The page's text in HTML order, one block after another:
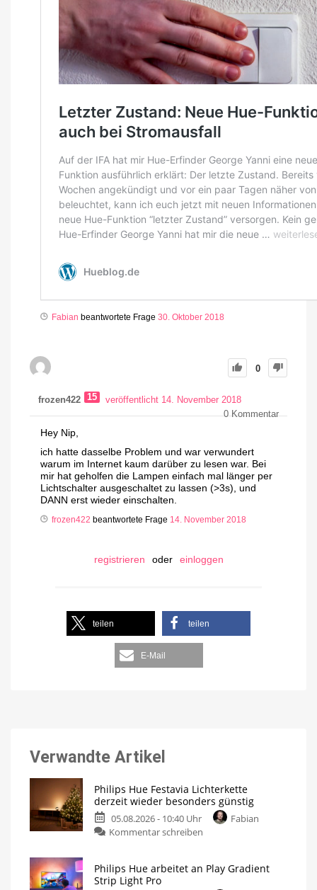
Fabian beantwortete Frage 30. Oktober 2018
0
frozen422 15
veröffentlicht 14. November 2018
0Kommentar
Hey Nip,
ich hatte dasselbe Problem und war verwundert
warum im Internet kaum darüber zu lesen war. Bei
mir hat geholfen die Lampen einfach mal länger per
Lichtschalter ausgeschaltet zu lassen (>3s), und
DANN erst wieder einschalten.
frozen422 beantwortete Frage 14. November 2018
registrieren oder einloggen
teilen teilen
E-Mail
Verwandte Artikel
Philips Hue Festavia Lichterkette
derzeit wieder besonders günstig
05.08.2026 - 10:40 Uhr
Fabian
Kommentar schreiben
Philips Hue arbeitet an Play Gradient
Strip Light Pro